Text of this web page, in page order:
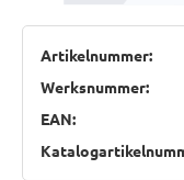
Artikelnummer:
Werksnummer:
EAN: